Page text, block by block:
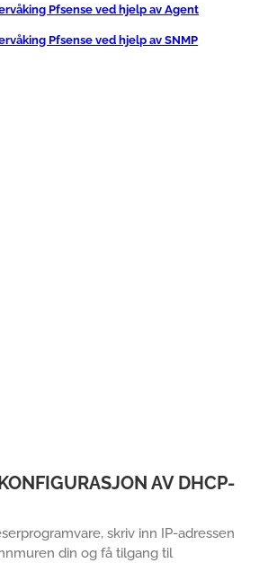
Pfsense ved hjelp av Agent
Pfsense ved hjelp av SNMP
AV DHCP-
skriv inn IP-adressen
din og få tilgang til